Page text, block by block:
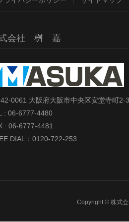
会社 桝 嘉
0061 大阪府大阪市中央区安堂寺町2-
: 06-6777-4480
: 06-6777-4481
DIAL：0120-722-253
Copyright © 株式